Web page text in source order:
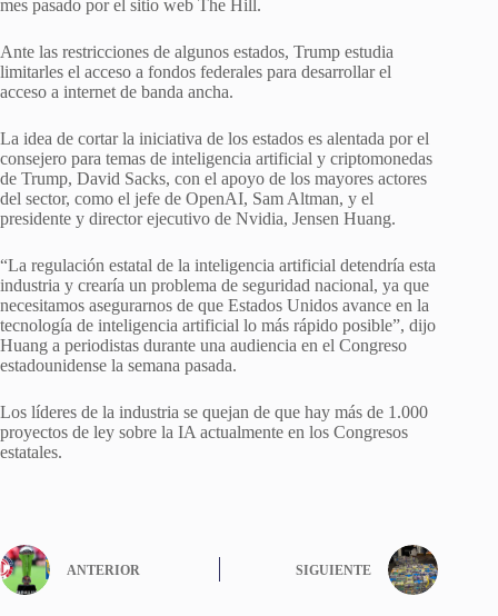
mes pasado por el sitio web The Hill.
Ante las restricciones de algunos estados, Trump estudia
limitarles el acceso a fondos federales para desarrollar el
acceso a internet de banda ancha.
La idea de cortar la iniciativa de los estados es alentada por el
consejero para temas de inteligencia artificial y criptomonedas
de Trump, David Sacks, con el apoyo de los mayores actores
del sector, como el jefe de OpenAI, Sam Altman, y el
presidente y director ejecutivo de Nvidia, Jensen Huang.
“La regulación estatal de la inteligencia artificial detendría esta
industria y crearía un problema de seguridad nacional, ya que
necesitamos asegurarnos de que Estados Unidos avance en la
tecnología de inteligencia artificial lo más rápido posible”, dijo
Huang a periodistas durante una audiencia en el Congreso
estadounidense la semana pasada.
Los líderes de la industria se quejan de que hay más de 1.000
proyectos de ley sobre la IA actualmente en los Congresos
estatales.
ANTERIOR SIGUIENTE